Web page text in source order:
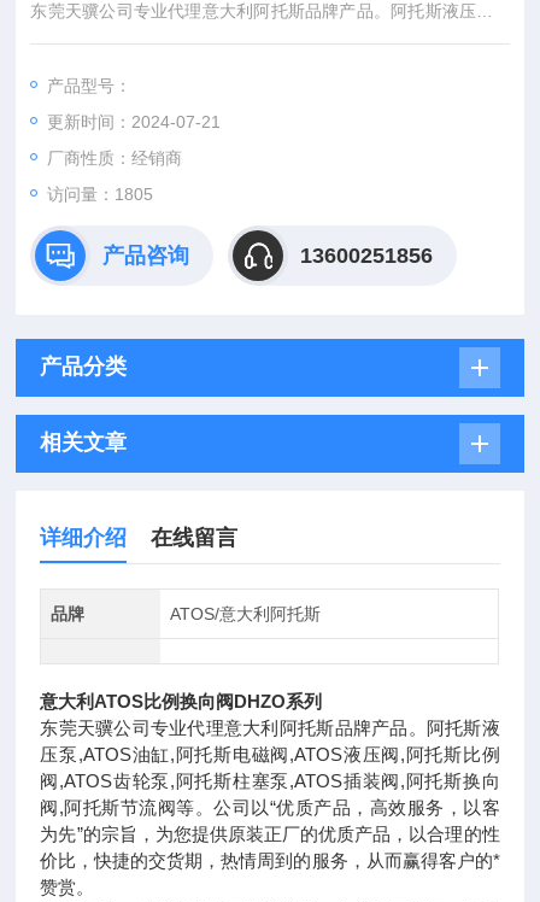
东莞天骥公司专业代理意大利阿托斯品牌产品。阿托斯液压泵,A
TOS油缸,阿托斯电磁阀,ATOS液压阀,阿托斯比例阀,ATOS齿轮
公司以“优质产品，高效服务，以客为先"的宗旨，为您提供原装
正厂的优质产品，以合理的性价比，快捷的交货期，热情周到的
服务，从而赢得客户的*赞赏。
产品型号：
更新时间：2024-07-21
厂商性质：经销商
访问量：1805
产品咨询 13600251856
产品分类
相关文章
详细介绍 在线留言
品牌 ATOS/意大利阿托斯
意大利ATOS比例换向阀DHZO系列
东莞天骥公司专业代理意大利阿托斯品牌产品。阿托斯液
压泵,ATOS油缸,阿托斯电磁阀,ATOS液压阀,阿托斯比例
阀,ATOS齿轮泵,阿托斯柱塞泵,ATOS插装阀,阿托斯换向
阀,阿托斯节流阀等。公司以“优质产品，高效服务，以客
为先”的宗旨，为您提供原装正厂的优质产品，以合理的性
价比，快捷的交货期，热情周到的服务，从而赢得客户的*
赞赏。